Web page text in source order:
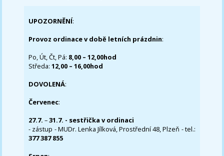
UPOZORNĚNÍ:
Provoz ordinace v době letních prázdnin:
Po, Út, Čt, Pá: 8,00 – 12,00hod
Středa:12,00 – 16,00hod
DOVOLENÁ:
Červenec:
27.7.–31.7. - sestřička v ordinaci
- zástup - MUDr. Lenka Jílková, Prostřední 48, Plzeň - tel.:
377 387 855